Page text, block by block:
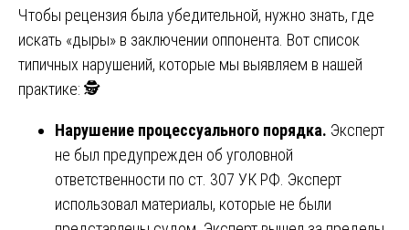
Чтобы рецензия была убедительной, нужно знать, где
искать «дыры» в заключении оппонента. Вот список
типичных нарушений, которые мы выявляем в нашей
практике: 🕵️
Нарушение процессуального порядка. Эксперт
не был предупрежден об уголовной
ответственности по ст. 307 УК РФ. Эксперт
использовал материалы, которые не были